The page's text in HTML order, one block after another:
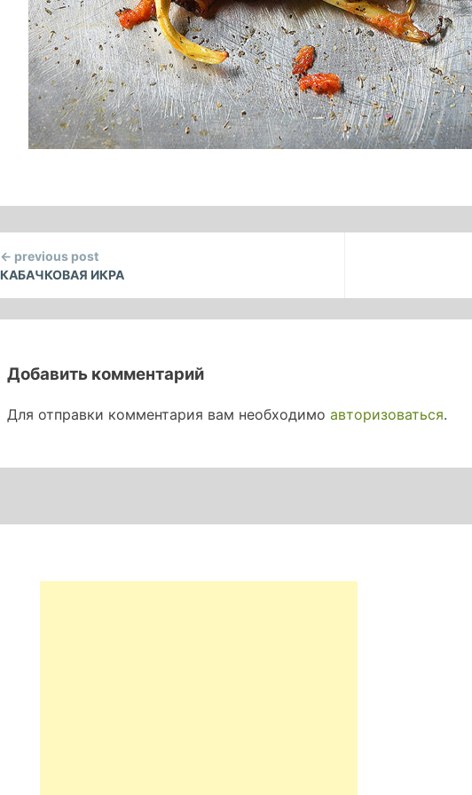
← previous post
КАБАЧКОВАЯ ИКРА
Добавить комментарий
Для отправки комментария вам необходимо авторизоваться.